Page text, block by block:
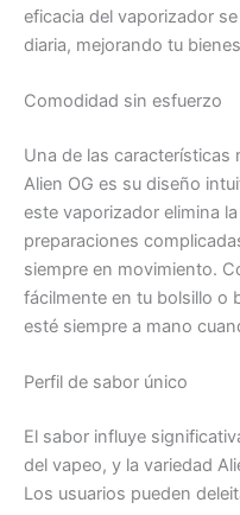
eficacia del vaporizador
diaria, mejorando tu
Comodidad sin esfuerzo
Una de las
Alien OG es su diseño
este vaporizador elimina
preparaciones
siempre en movimiento.
fácilmente en tu bolsillo o
esté siempre a mano
Perfil de sabor único
El sabor influye
del vapeo, y la variedad
Los usuarios pueden